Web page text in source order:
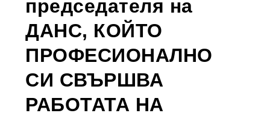
председателя на
ДАНС, КОЙТО
ПРОФЕСИОНАЛНО
СИ СВЪРШВА
РАБОТАТА НА